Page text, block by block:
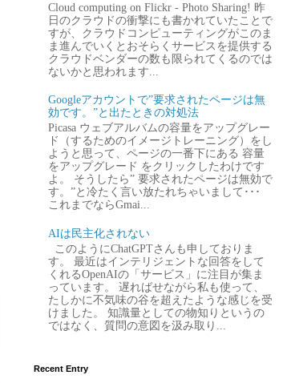
Cloud computing on Flickr - Photo Sharing! 昨
日のクラウドの衝撃にも書かれていたことで
すが、クラウドコンピューティングがこのま
ま進んでいくとおそらくサービスを提供する
クラウドベンダーの数も限られてくるのでは
ないかと思われます...
Googleアカウントで”要求されたページは無
効です。”と出たときの対処法
Picasa ウェブアルバムの容量をアップグレー
ド（するためのイメージトレーニング）をし
ようと思って、ページの一番下にある 容量
をアップグレード をクリックしたわけです
よ。 そうしたら” 要求されたページは無効で
す。”と冷たく言い放たれちゃいまして･･･
これまでならGmai...
AIは民主化されない
このようにChatGPTさんも申しておりま
す。 最近はインテリジェントな回答をして
くれるOpenAIの「サービス」に注目が集ま
っています。 遅ればせながら私も使って、
たしかに不気味の谷を超えたような感じを受
けました。 知識量としての物知りというの
ではなく、質問の意図を汲み取り...
Recent Entry